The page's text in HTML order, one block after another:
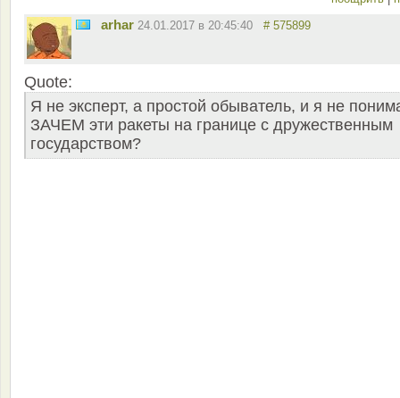
arhar 24.01.2017 в 20:45:40 # 575899
Quote:
Я не эксперт, а простой обыватель, и я не
ЗАЧЕМ эти ракеты на границе с дружественным
государством?